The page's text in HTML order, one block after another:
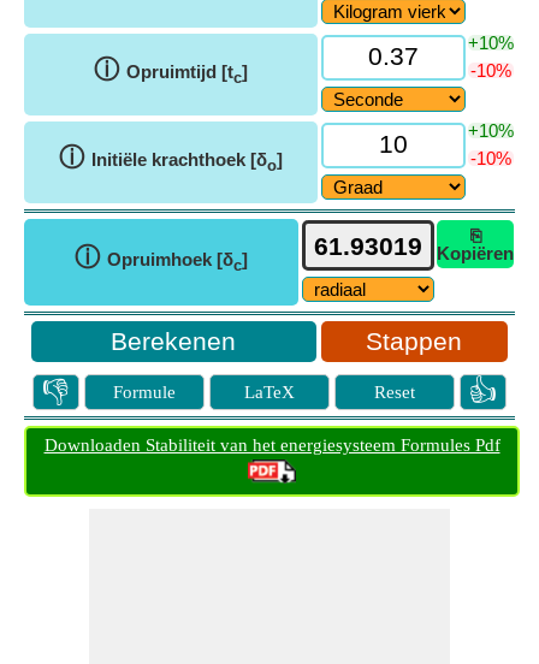
ⓘ Opruimtijd [tc]
+10%
-10%
ⓘ Initiële krachthoek [δo]
+10%
-10%
ⓘ Opruimhoek [δc]
⎘
Kopiëren
Stappen
👎 Formule LaTeX Reset 👍
Downloaden Stabiliteit van het energiesysteem Formules Pdf